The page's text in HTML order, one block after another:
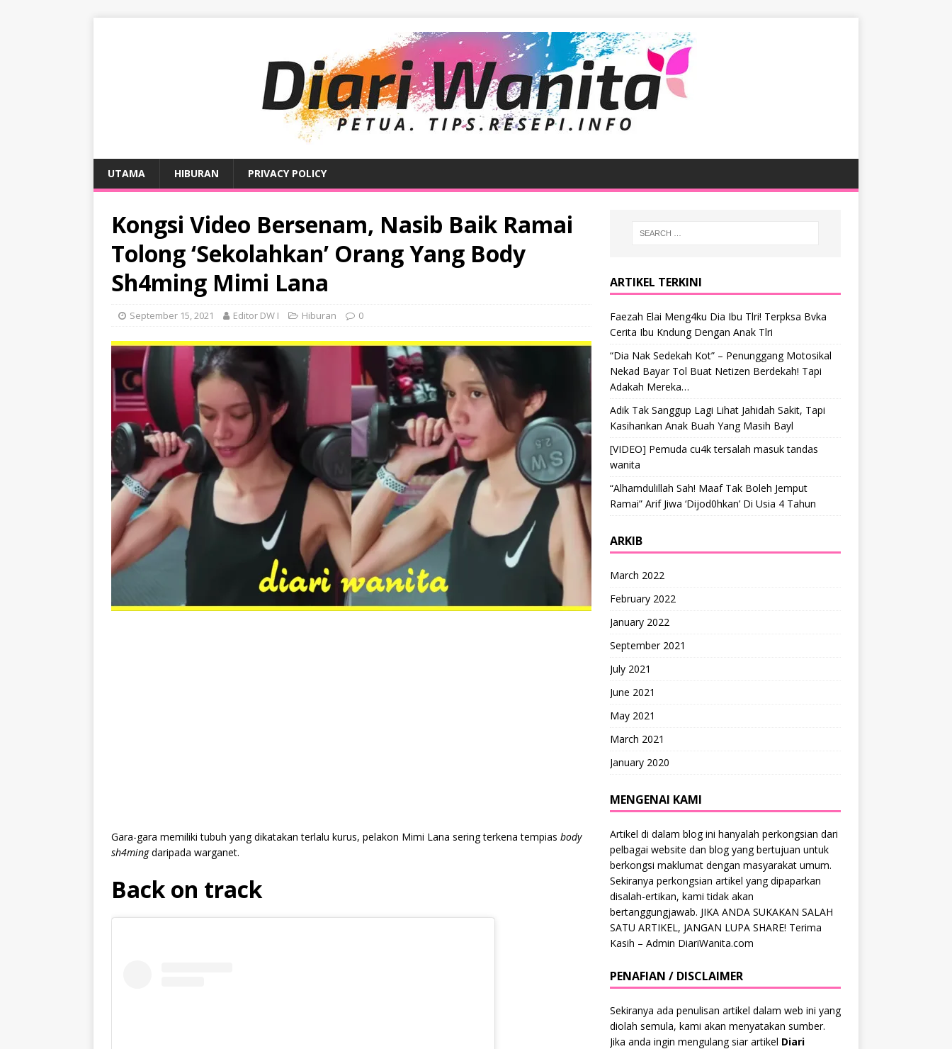
UTAMA HIBURAN PRIVACY POLICY
Kongsi Video Bersenam, Nasib Baik Ramai
Tolong ‘Sekolahkan’ Orang Yang Body
Sh4ming Mimi Lana
September 15, 2021 Editor DW I Hiburan 0
Gara-gara memiliki tubuh yang dikatakan terlalu kurus, pelakon Mimi Lana sering terkena tempias body
sh4mingdaripada warganet.
Back on track
ARTIKEL TERKINI
Faezah Elai Meng4ku Dia Ibu Tlri! Terpksa Bvka
Cerita Ibu Kndung Dengan Anak Tlri
“Dia Nak Sedekah Kot” – Penunggang Motosikal
Nekad Bayar Tol Buat Netizen Berdekah! Tapi
Adakah Mereka…
Adik Tak Sanggup Lagi Lihat Jahidah Sakit, Tapi
Kasihankan Anak Buah Yang Masih Bayl
[VIDEO] Pemuda cu4k tersalah masuk tandas
wanita
“Alhamdulillah Sah! Maaf Tak Boleh Jemput
Ramai” Arif Jiwa ‘Dijod0hkan’ Di Usia 4 Tahun
ARKIB
March 2022
February 2022
January 2022
September 2021
July 2021
June 2021
May 2021
March 2021
January 2020
MENGENAI KAMI
Artikel di dalam blog ini hanyalah perkongsian dari
pelbagai website dan blog yang bertujuan untuk
berkongsi maklumat dengan masyarakat umum.
Sekiranya perkongsian artikel yang dipaparkan
disalah-ertikan, kami tidak akan
bertanggungjawab. JIKA ANDA SUKAKAN SALAH
SATU ARTIKEL, JANGAN LUPA SHARE! Terima
Kasih – Admin DiariWanita.com
PENAFIAN / DISCLAIMER
Sekiranya ada penulisan artikel dalam web ini yang
diolah semula, kami akan menyatakan sumber.
Jika anda ingin mengulang siar artikel Diari